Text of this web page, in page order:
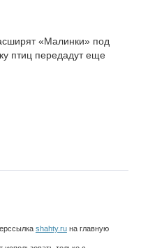
«Малинки» под
птиц передадут еще
shahty.ruна главную